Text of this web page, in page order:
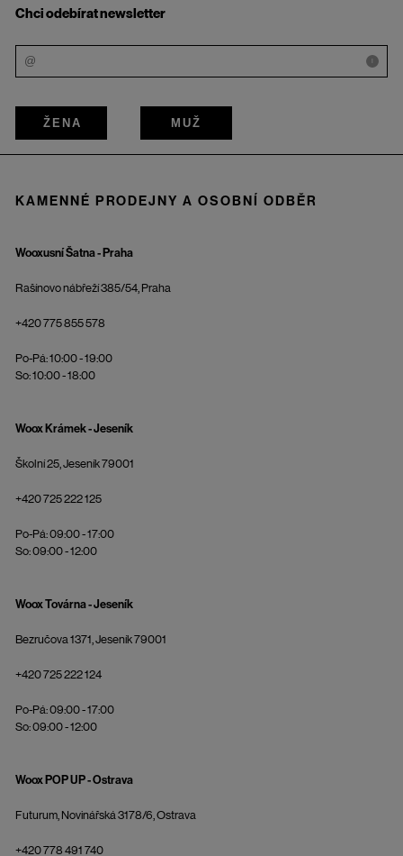
Chci odebírat newsletter
i
ŽENA MUŽ
KAMENNÉ PRODEJNY A OSOBNÍ ODBĚR
Wooxusní Šatna - Praha
Rašínovo nábřeží 385/54, Praha
+420 775 855 578
Po-Pá: 10:00 - 19:00
So: 10:00 - 18:00
Woox Krámek - Jeseník
Školní 25, Jeseník 79001
+420 725 222 125
Po-Pá: 09:00 - 17:00
So: 09:00 - 12:00
Woox Továrna - Jeseník
Bezručova 1371, Jeseník 79001
+420 725 222 124
Po-Pá: 09:00 - 17:00
So: 09:00 - 12:00
Woox POP UP - Ostrava
Futurum, Novinářská 3178/6, Ostrava
+420 778 491 740